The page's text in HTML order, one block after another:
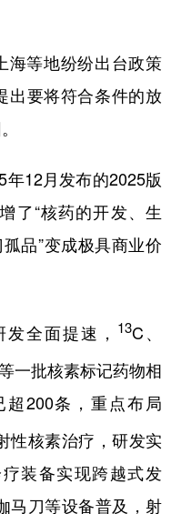
等地纷纷出台政策
出要将符合条件的放
12月发布的2025版
了“核药的开发、生
品”变成极具商业价
全面提速， 13C、
一批核素标记药物相
200条，重点布局
性核素治疗，研发实
装备实现跨越式发
马刀等设备普及，射